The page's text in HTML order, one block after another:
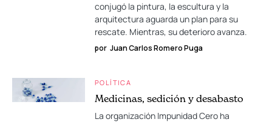
conjugó la pintura, la escultura y la
arquitectura aguarda un plan para su
rescate. Mientras, su deterioro avanza.
por Juan Carlos Romero Puga
POLÍTICA
Medicinas, sedición y desabasto
La organización Impunidad Cero ha